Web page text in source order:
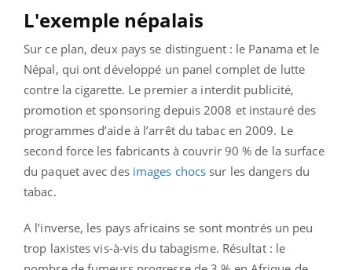
L'exemple népalais
Sur ce plan, deux pays se distinguent : le Panama et le
Népal, qui ont développé un panel complet de lutte
contre la cigarette. Le premier a interdit publicité,
promotion et sponsoring depuis 2008 et instauré des
programmes d’aide à l’arrêt du tabac en 2009. Le
second force les fabricants à couvrir 90 % de la surface
du paquet avec des images chocs sur les dangers du
tabac.
A l’inverse, les pays africains se sont montrés un peu
trop laxistes vis-à-vis du tabagisme. Résultat : le